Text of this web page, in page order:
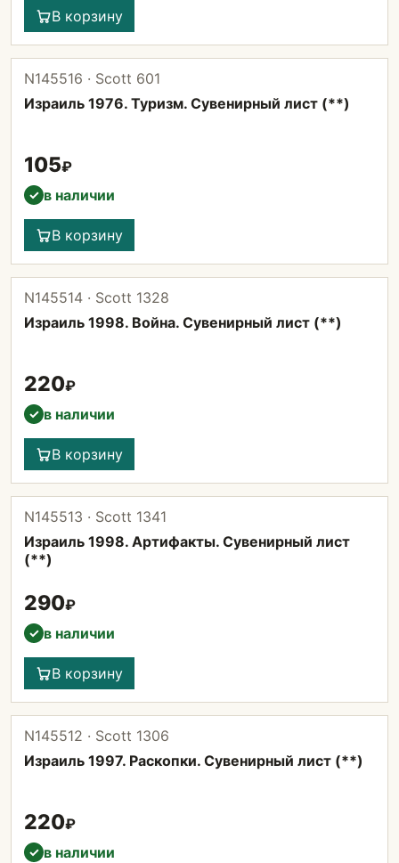
В корзину
N145516 · Scott 601
Израиль 1976. Туризм. Сувенирный лист (**)
105₽
✓ в наличии
В корзину
N145514 · Scott 1328
Израиль 1998. Война. Сувенирный лист (**)
220₽
✓ в наличии
В корзину
N145513 · Scott 1341
Израиль 1998. Артифакты. Сувенирный лист
(**)
290₽
✓ в наличии
В корзину
N145512 · Scott 1306
Израиль 1997. Раскопки. Сувенирный лист (**)
220₽
✓ в наличии